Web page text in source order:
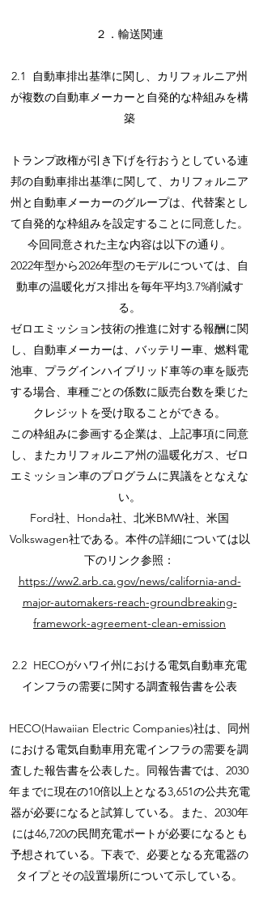
２．輸送関連
2.1 自動車排出基準に関し、カリフォルニア州
が複数の自動車メーカーと自発的な枠組みを構
築
トランプ政権が引き下げを行おうとしている連
邦の自動車排出基準に関して、カリフォルニア
州と自動車メーカーのグループは、代替案とし
て自発的な枠組みを設定することに同意した。
今回同意された主な内容は以下の通り。
2022年型から2026年型のモデルについては、自
動車の温暖化ガス排出を毎年平均3.7%削減す
る。
ゼロエミッション技術の推進に対する報酬に関
し、自動車メーカーは、バッテリー車、燃料電
池車、プラグインハイブリッド車等の車を販売
する場合、車種ごとの係数に販売台数を乗じた
クレジットを受け取ることができる。
この枠組みに参画する企業は、上記事項に同意
し、またカリフォルニア州の温暖化ガス、ゼロ
エミッション車のプログラムに異議をとなえな
い。
Ford社、Honda社、北米BMW社、米国
Volkswagen社である。本件の詳細については以
下のリンク参照：
https://ww2.arb.ca.gov/news/california-and-
major-automakers-reach-groundbreaking-
framework-agreement-clean-emission
2.2 HECOがハワイ州における電気自動車充電
インフラの需要に関する調査報告書を公表
HECO(Hawaiian Electric Companies)社は、同州
における電気自動車用充電インフラの需要を調
査した報告書を公表した。同報告書では、2030
年までに現在の10倍以上となる3,651の公共充電
器が必要になると試算している。また、2030年
には46,720の民間充電ポートが必要になるとも
予想されている。下表で、必要となる充電器の
タイプとその設置場所について示している。